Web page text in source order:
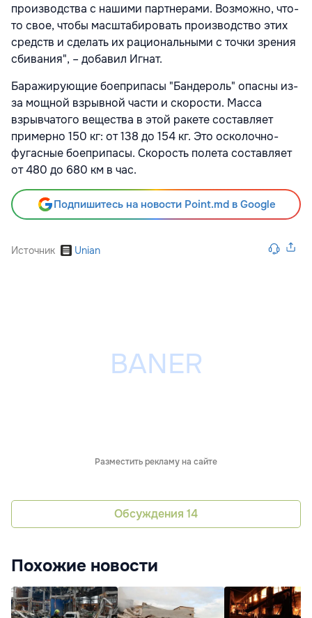
производства с нашими партнерами. Возможно, что-
то свое, чтобы масштабировать производство этих
средств и сделать их рациональными с точки зрения
сбивания", – добавил Игнат.
Баражирующие боеприпасы "Бандероль" опасны из-
за мощной взрывной части и скорости. Масса
взрывчатого вещества в этой ракете составляет
примерно 150 кг: от 138 до 154 кг. Это осколочно-
фугасные боеприпасы. Скорость полета составляет
от 480 до 680 км в час.
Подпишитесь на новости Point.md в Google
Источник Unian
Разместить рекламу на сайте
Обсуждения 14
Похожие новости